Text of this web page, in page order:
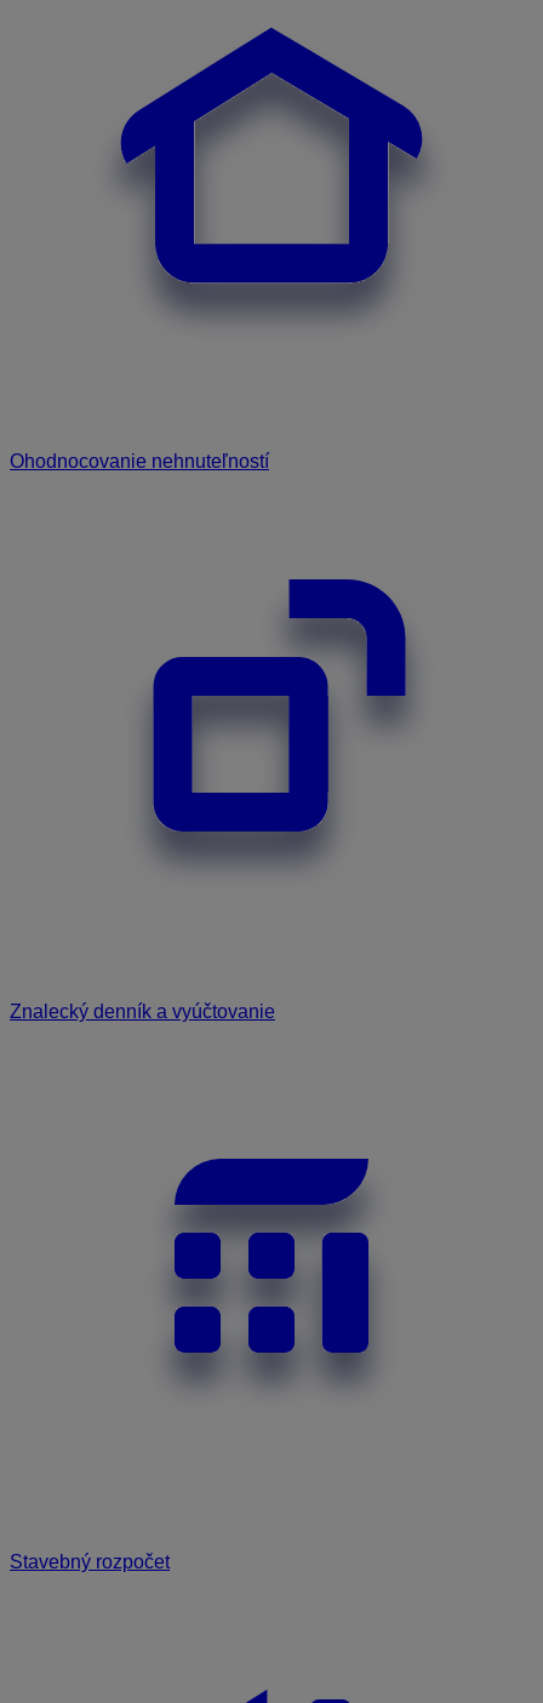
Ohodnocovanie nehnuteľností
Znalecký denník a vyúčtovanie
Stavebný rozpočet